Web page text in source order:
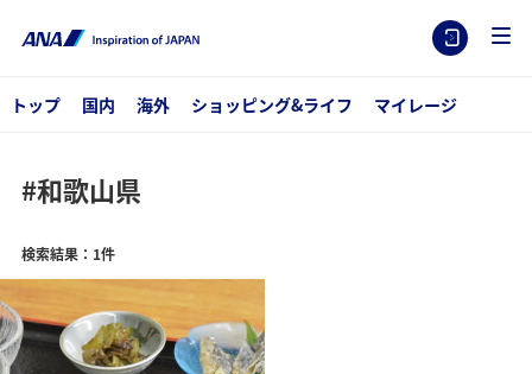
トップ 国内 海外 ショッピング&ライフ マイレージ
#和歌山県
検索結果：1件